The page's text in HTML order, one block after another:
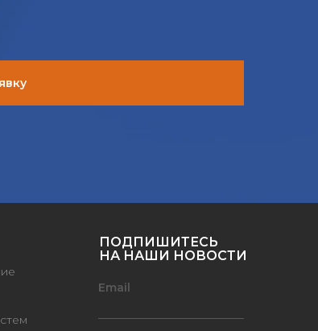
ПОДПИШИТЕСЬ
НА НАШИ НОВОСТИ
Email